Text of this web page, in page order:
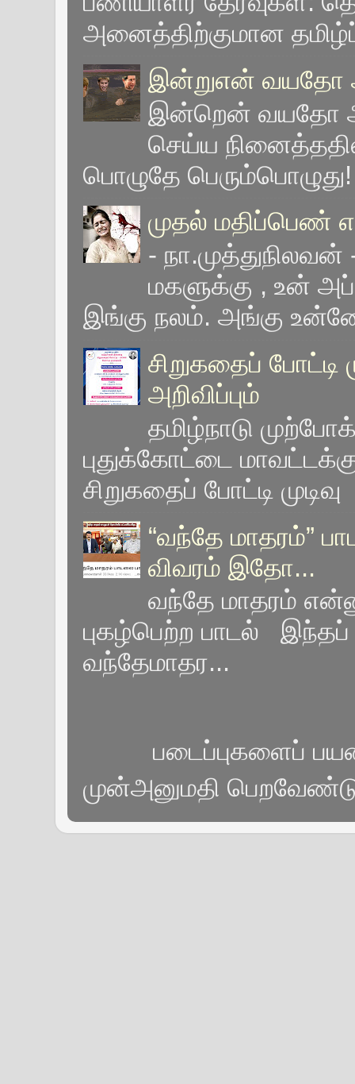
அனைத்திற்குமான
இன்றுஎன் வயதோ
இன்றென் வயதோ
செய்ய
பொழுதே
முதல் மதிப்பெண்
-
மகளுக்கு , உன்
இங்கு நலம். அங்கு
சிறுகதைப் போட்டி
அறிவிப்பும்
தமிழ்நாடு
புதுக்கோட்டை
சிறுகதைப் போட்டி
“வந்தே மாதரம்”
விவரம் இதோ...
வந்தே மாதரம்
புகழ்பெற்ற பாடல் இந்தப்
வந்தேமாதர...
படைப்புகளைப்
முன்அனுமதி